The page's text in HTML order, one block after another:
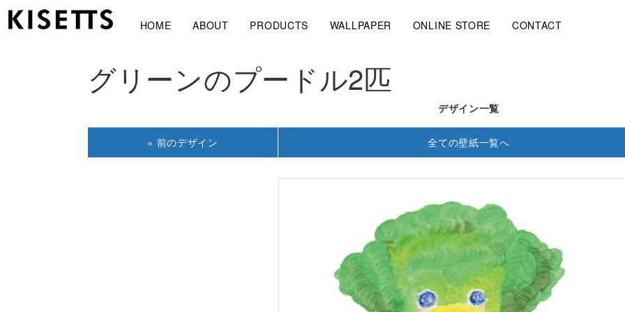
HOME ABOUT PRODUCTS WALLPAPER ONLINE STORE CONTACT
グリーンのプードル2匹
デザイン一覧
« 前のデザイン 全ての壁紙一覧へ